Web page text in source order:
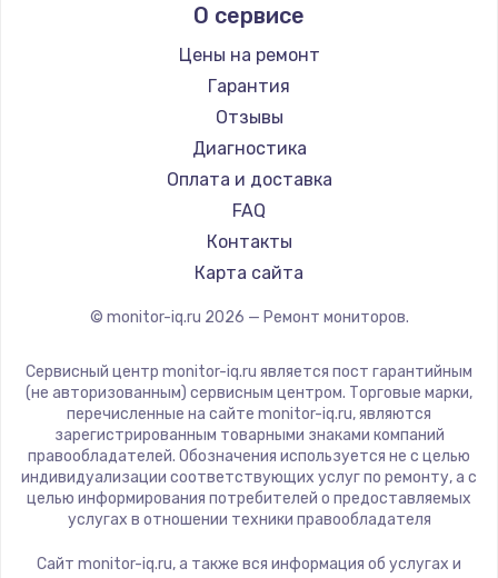
Thunderobot
Hisense
АОС
Ardor
Machenike
iru
Titan Army
iFFALCON
Dahua
О сервисе
Цены на ремонт
Гарантия
Отзывы
Диагностика
Оплата и доставка
FAQ
Контакты
Карта сайта
© monitor-iq.ru 2026 — Ремонт мониторов.
Сервисный центр monitor-iq.ru является пост гарантийным
(не авторизованным) сервисным центром. Торговые марки,
перечисленные на сайте monitor-iq.ru, являются
зарегистрированным товарными знаками компаний
правообладателей. Обозначения используется не с целью
индивидуализации соответствующих услуг по ремонту, а с
целью информирования потребителей о предоставляемых
услугах в отношении техники правообладателя
Сайт monitor-iq.ru, а также вся информация об услугах и